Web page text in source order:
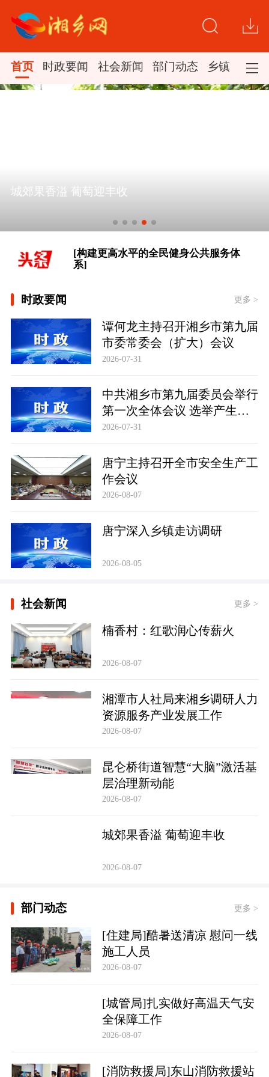
首页 时政要闻 社会新闻 部门动态 乡镇新闻
城郊果香溢 葡萄迎丰收全身的工作”——突出重点推进健康中
一见·三个关键词，读懂中国经济“半年
答卷”
[构建更高水平的全民健身公共服务体
系]
[“紧紧抓住那些惠及面广、牵一发而动
全身的工作”——突出重点推进健康中
国建设观察]
一见·三个关键词，读懂中国经济“半年
时政要闻 更多 >
谭何龙主持召开湘乡市第九届
市委常委会（扩大）会议
2026-07-31
中共湘乡市第九届委员会举行
第一次全体会议 选举产生新
一届市委常委班子
2026-07-31
唐宁主持召开全市安全生产工
作会议
2026-08-07
唐宁深入乡镇走访调研
2026-08-05
社会新闻 更多 >
楠香村：红歌润心传薪火
2026-08-07
湘潭市人社局来湘乡调研人力
资源服务产业发展工作
2026-08-07
昆仑桥街道智慧“大脑”激活基
层治理新动能
2026-08-07
城郊果香溢 葡萄迎丰收
2026-08-07
部门动态 更多 >
[住建局]酷暑送清凉 慰问一线
施工人员
2026-08-07
[城管局]扎实做好高温天气安
全保障工作
2026-08-07
[消防救援局]东山消防救援站